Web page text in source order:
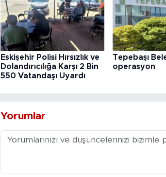
Eskişehir Polisi Hırsızlık ve
Dolandırıcılığa Karşı 2 Bin
550 Vatandaşı Uyardı
Tepebaşı
operasyon
Yorumlar